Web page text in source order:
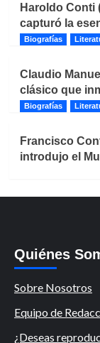
Haroldo Conti
capturó la
Biografías
Claudio
clásico que
Biografías
Francisco
introdujo el
Quiénes
Sobre Nosotros
Equipo de
¿Deseas